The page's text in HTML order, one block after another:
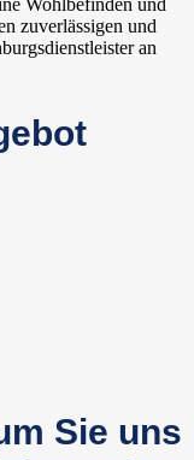
Wohlbefinden und
zuverlässigen und
an
Sie uns